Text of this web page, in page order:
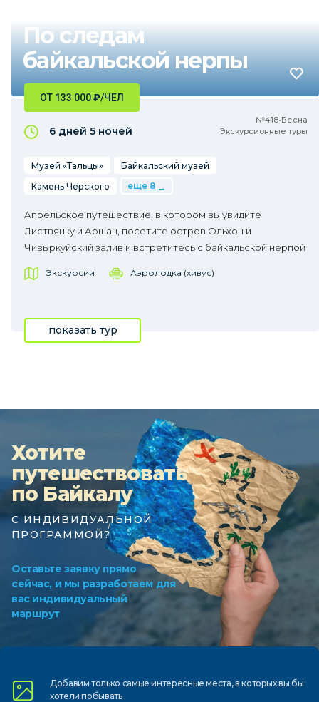
По следам
байкальской нерпы
№418•Весна
Экскурсионные туры
ОТ 133 000₽/ЧЕЛ
6 дней 5 ночей
Музей «Тальцы»
Байкальский музей
Камень Черского
еще 8
Апрельское путешествие, в котором вы увидите
Листвянку и Аршан, посетите остров Ольхон и
Чивыркуйский залив и встретитесь с байкальской нерпой
Экскурсии Аэролодка (хивус)
показать тур
Хотите
путешествовать
по Байкалу
С ИНДИВИДУАЛЬНОЙ
ПРОГРАММОЙ?
Оставьте заявку прямо
сейчас, и мы разработаем для
вас индивидуальный
маршрут
Добавим только самыеинтересные места, в которыхвы бы
хотели побывать